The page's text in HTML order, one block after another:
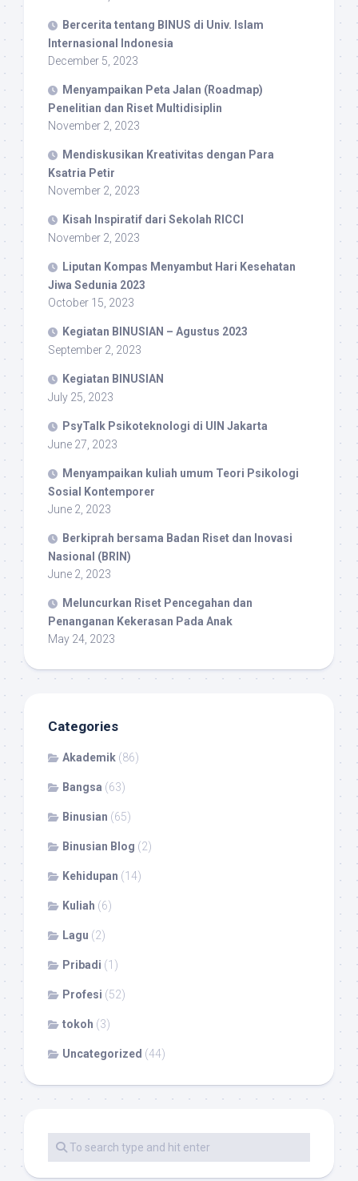
Bercerita tentang BINUS di Univ. Islam
Internasional Indonesia
December 5, 2023
Menyampaikan Peta Jalan (Roadmap)
Penelitian dan Riset Multidisiplin
November 2, 2023
Mendiskusikan Kreativitas dengan Para
Ksatria Petir
November 2, 2023
Kisah Inspiratif dari Sekolah RICCI
November 2, 2023
Liputan Kompas Menyambut Hari Kesehatan
Jiwa Sedunia 2023
October 15, 2023
Kegiatan BINUSIAN – Agustus 2023
September 2, 2023
Kegiatan BINUSIAN
July 25, 2023
PsyTalk Psikoteknologi di UIN Jakarta
June 27, 2023
Menyampaikan kuliah umum Teori Psikologi
Sosial Kontemporer
June 2, 2023
Berkiprah bersama Badan Riset dan Inovasi
Nasional (BRIN)
June 2, 2023
Meluncurkan Riset Pencegahan dan
Penanganan Kekerasan Pada Anak
May 24, 2023
Categories
Akademik (86)
Bangsa (63)
Binusian (65)
Binusian Blog (2)
Kehidupan (14)
Kuliah (6)
Lagu (2)
Pribadi (1)
Profesi (52)
tokoh (3)
Uncategorized (44)